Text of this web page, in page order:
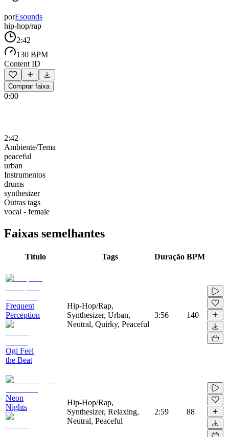
porEsounds
hip-hop/rap
2:42
130 BPM
Content ID
Comprar faixa
0:00
2:42
Ambiente/Tema
peaceful
urban
Instrumentos
drums
synthesizer
Outras tags
vocal - female
Faixas semelhantes
Título Tags Duração BPM
Frequent
Perception
Ogi Feel
the Beat
Hip-Hop/Rap,
Synthesizer, Urban,
Neutral, Quirky, Peaceful
3:56 140
Neon
Nights
Hip-Hop/Rap,
Synthesizer, Relaxing,
Neutral, Peaceful
2:59 88